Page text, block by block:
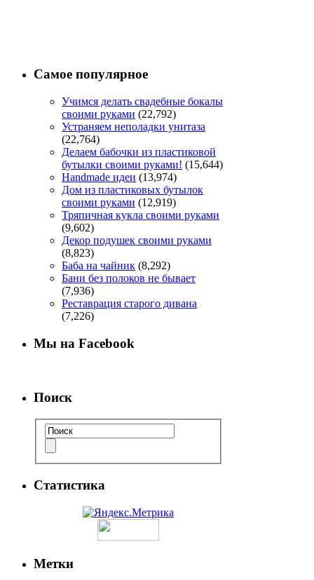
Самое популярное
Учимся делать свадебные бокалы
своими руками (22,792)
Устраняем неполадки унитаза
(22,764)
Делаем бабочки из пластиковой
бутылки своими руками! (15,644)
Handmade идеи (13,974)
Дом из пластиковых бутылок
своими руками (12,919)
Тряпичная кукла своими руками
(9,602)
Декор подушек своими руками
(8,823)
Баба на чайник (8,292)
Бани без полоков не бывает
(7,936)
Реставрация старого дивана
(7,226)
Мы на Facebook
Поиск
Статистика
Метки